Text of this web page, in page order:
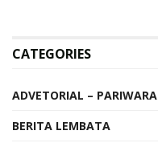
CATEGORIES
ADVETORIAL – PARIWARA
BERITA LEMBATA